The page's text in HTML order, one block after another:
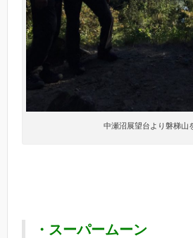
中瀬沼展望台より磐梯山
・スーパームーン